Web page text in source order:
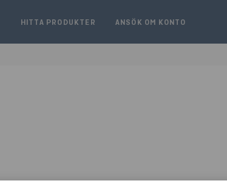
HITTA PRODUKTER ANSÖK OM KONTO